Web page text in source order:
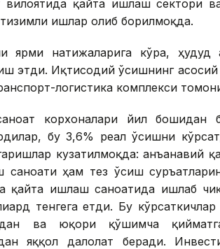
вилоятида қайта ишлаш сектори
ишлар олиб борилмоқда.
ярми натижаларига кўра, ҳудуд
этди. Иқтисодий ўсишнинг
логистика комплекси
корхоналари йил бошидан
бу 3,6% реал ўсишни
кузатилмоқда: анъанавий
саноати ҳам тез ўсиш
қайта ишлаш саноатида ишлаб
тенгега етди. Бу
ва юқори қўшимча
яққол далолат беради.